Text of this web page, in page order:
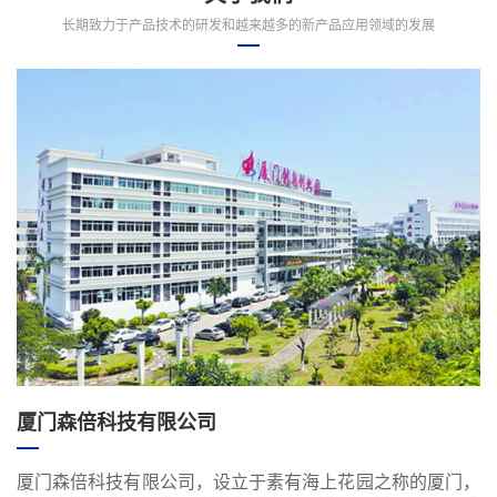
长期致力于产品技术的研发和越来越多的新产品应用领域的发展
厦门森倍科技有限公司
厦门森倍科技有限公司，设立于素有海上花园之称的厦门，